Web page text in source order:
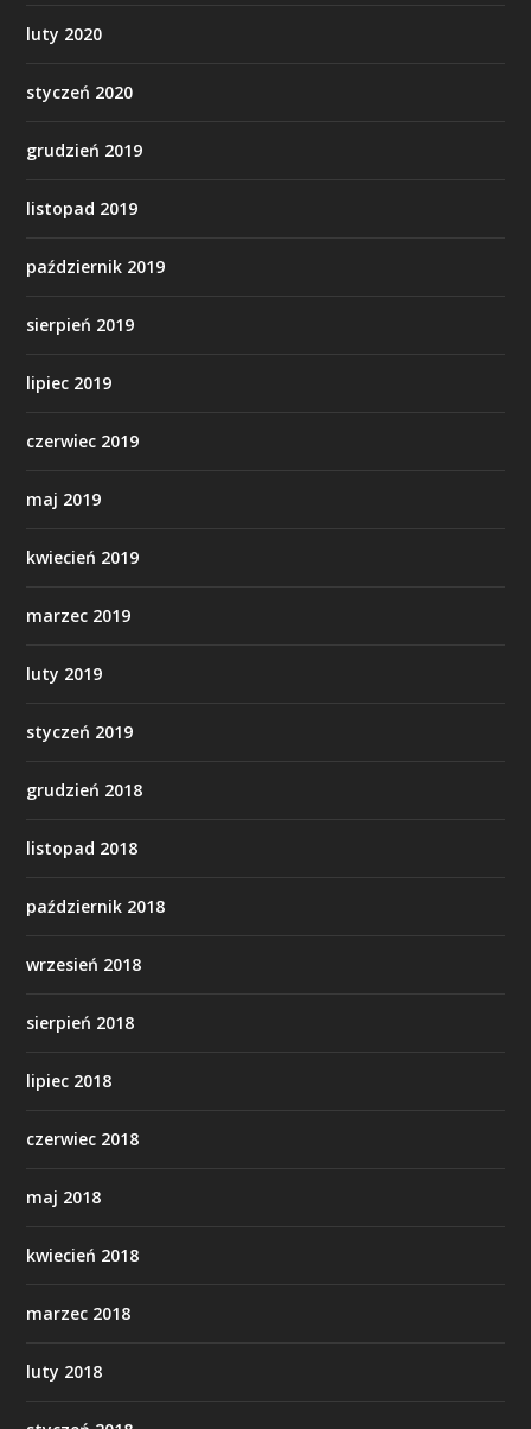
luty 2020
styczeń 2020
grudzień 2019
listopad 2019
październik 2019
sierpień 2019
lipiec 2019
czerwiec 2019
maj 2019
kwiecień 2019
marzec 2019
luty 2019
styczeń 2019
grudzień 2018
listopad 2018
październik 2018
wrzesień 2018
sierpień 2018
lipiec 2018
czerwiec 2018
maj 2018
kwiecień 2018
marzec 2018
luty 2018